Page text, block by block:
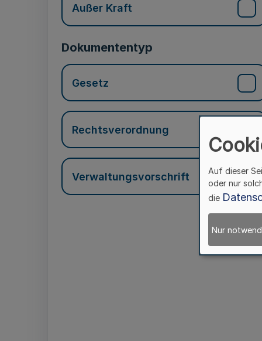
Außer Kraft
Dokumententyp
Gesetz
Rechtsverordnung
Verwaltungsvorschrift
Auf dieser
oder nur
die
Nur